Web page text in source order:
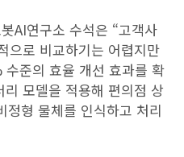
AI연구소 수석은 “고객사
으로 비교하기는 어렵지만
준의 효율 개선 효과를 확
모델을 적용해 편의점 상
형 물체를 인식하고 처리